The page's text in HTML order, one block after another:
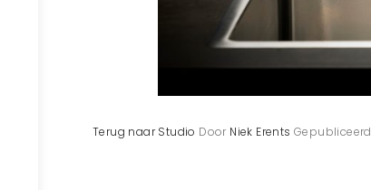
Terug naar Studio Door Niek Erents Gepubliceerd